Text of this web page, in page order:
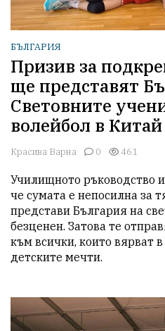
БЪЛГАРИЯ
Призив за
ще представят
Световните
волейбол в Китай
Красива Варна 0 461
Училищното ръководство
че сумата е непосилна за
представи България на
безценен. Затова те
към всички, които вярват
детските мечти.